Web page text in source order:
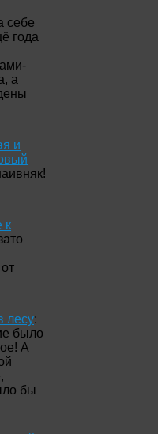
себе
года
а
и
к
лесу:
было
А
бы